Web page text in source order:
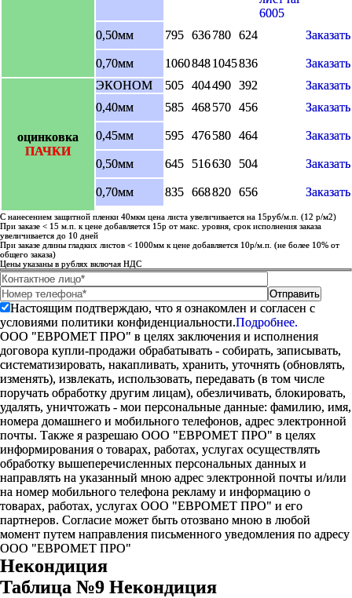
0,50мм 795 636780 624 Заказать
0,70мм 10608481045836 Заказать
оцинковка
ПАЧКИ
ЭКОНОМ 505 404490 392
Заказать
0,40мм
585 468570 456 Заказать
0,45мм 595 476580 464 Заказать
0,50мм 645 516630 504 Заказать
0,70мм 835 668820 656 Заказать
С нанесением защитной пленки 40мкм цена листа увеличивается на 15руб/м.п. (12 р/м2)
При заказе < 15 м.п. к цене добавляется 15р от макс. уровня, срок исполнения заказа
увеличивается до 10 дней
При заказе длины гладких листов < 1000мм к цене добавляется 10р/м.п. (не более 10% от
общего заказа)
Цены указаны в рублях включая НДС
Настоящим подтверждаю, что я ознакомлен и согласен с
условиями политики конфиденциальности.Подробнее.
ООО "ЕВРОМЕТ ПРО" в целях заключения и исполнения
договора купли-продажи обрабатывать - собирать, записывать,
систематизировать, накапливать, хранить, уточнять (обновлять,
изменять), извлекать, использовать, передавать (в том числе
поручать обработку другим лицам), обезличивать, блокировать,
удалять, уничтожать - мои персональные данные: фамилию, имя,
номера домашнего и мобильного телефонов, адрес электронной
почты. Также я разрешаю ООО "ЕВРОМЕТ ПРО" в целях
информирования о товарах, работах, услугах осуществлять
обработку вышеперечисленных персональных данных и
направлять на указанный мною адрес электронной почты и/или
на номер мобильного телефона рекламу и информацию о
товарах, работах, услугах ООО "ЕВРОМЕТ ПРО" и его
партнеров. Согласие может быть отозвано мною в любой
момент путем направления письменного уведомления по адресу
ООО "ЕВРОМЕТ ПРО"
Некондиция
Таблица №9 Некондиция